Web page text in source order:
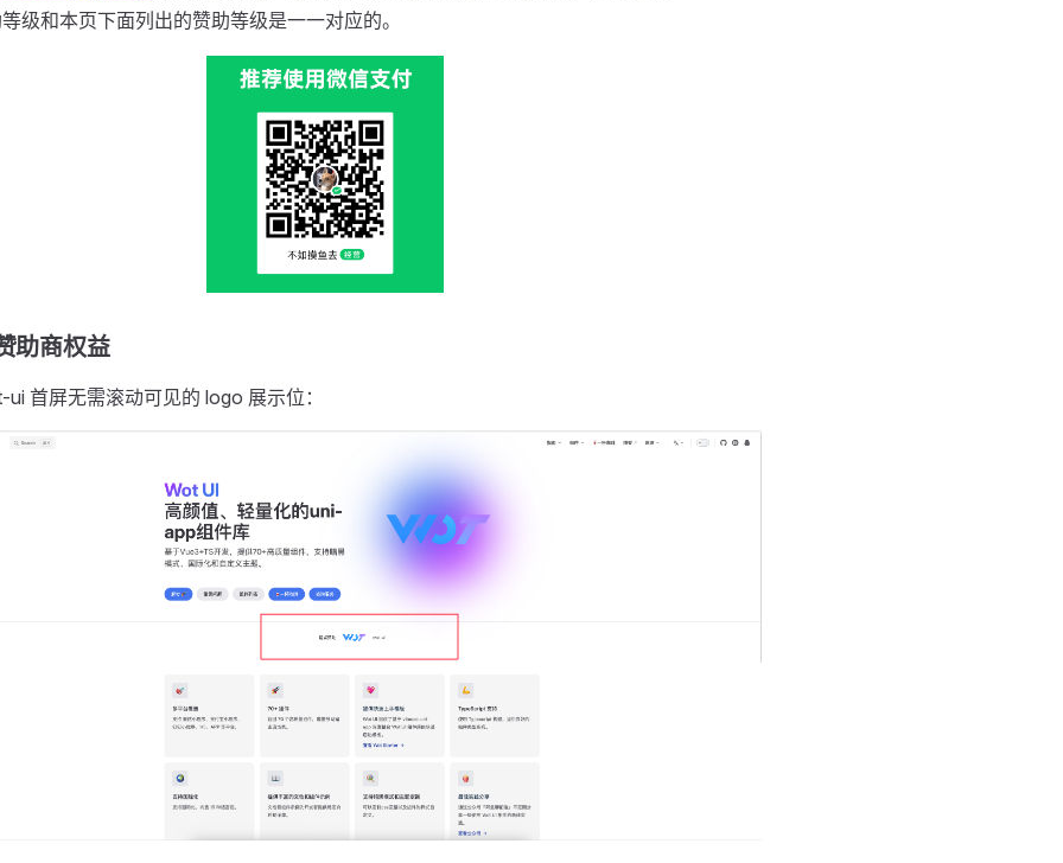
级和本页下面列出的赞助等级是一一对应的。
助商权益
首屏无需滚动可见的 logo 展示位：